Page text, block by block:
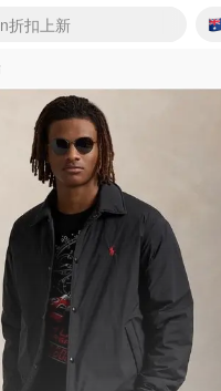
护肤3.5折
中3折
好价汇总
+叠9折
上8折
超市实拍
手票捡漏
折起
奢牌1折起
3折起
牌1折
Club护肤1折
季6.2折
送Airpods
扣汇总
$200送$50
码好物
周7.5折
高奢地板价
6折
3.7折起
首饰2折
店促销
妆礼
居好物
巡演开票
时尚3折
妆护肤
盒$33
50ml沐浴露
3折
洋馆门票6折
罐$16送香薰
6.8折
诞日历2.3折
私促3折
喷雾$16
装逆天2折
独家4折
6折起
奢品2.7折
9折
美容仪9折
Live
美衣3折
地机3.7折
水杯$24
网5折
6.3折